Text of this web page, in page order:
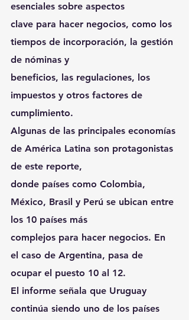
esenciales sobre aspectos
clave para hacer negocios, como los
tiempos de incorporación, la gestión
de nóminas y
beneficios, las regulaciones, los
impuestos y otros factores de
cumplimiento.
Algunas de las principales economías
de América Latina son protagonistas
de este reporte,
donde países como Colombia,
México, Brasil y Perú se ubican entre
los 10 países más
complejos para hacer negocios. En
el caso de Argentina, pasa de
ocupar el puesto 10 al 12.
El informe señala que Uruguay
continúa siendo uno de los países